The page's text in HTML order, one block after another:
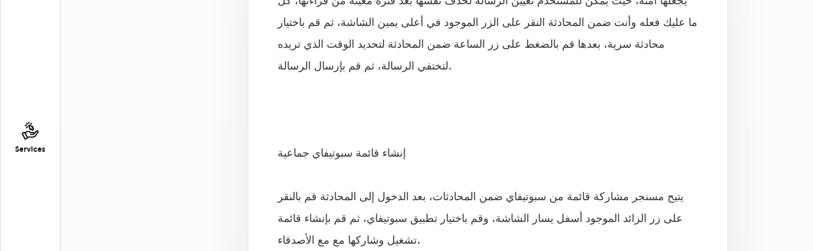
Services
ما عليك فعله وأنت ضمن المحادثة النقر على الزر الموجود في أعلى يمين الشاشة، ثم قم باختيار
محادثة سرية، بعدها قم بالضغط على زر الساعة ضمن المحادثة لتحديد الوقت الذي تريده
لتختفي الرسالة، ثم قم بإرسال الرسالة.
إنشاء قائمة سبوتيفاي جماعية
يتيح مسنجر مشاركة قائمة من سبوتيفاي ضمن المحادثات، بعد الدخول إلى المحادثة قم بالنقر
على زر الزائد الموجود أسفل يسار الشاشة، وقم باختيار تطبيق سبوتيفاي، ثم قم بإنشاء قائمة
تشغيل وشاركها مع مع الأصدقاء.